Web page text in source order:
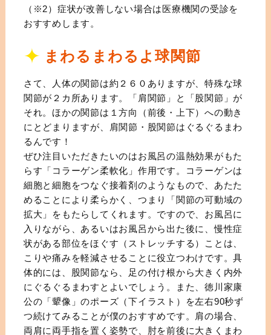
（※2）症状が改善しない場合は医療機関の受診を
おすすめします。
まわるまわるよ球関節
さて、人体の関節は約２６０ありますが、特殊な球
関節が２カ所あります。「肩関節」と「股関節」が
それ。ほかの関節は１方向（前後・上下）への動き
にとどまりますが、肩関節・股関節はぐるぐるまわ
るんです！
ぜひ注目いただきたいのはお風呂の温熱効果がもた
らす「コラーゲン柔軟化」作用です。コラーゲンは
細胞と細胞をつなぐ接着剤のようなもので、あたた
めることにより柔らかく、つまり「関節の可動域の
拡大」をもたらしてくれます。ですので、お風呂に
入りながら、あるいはお風呂から出た後に、慢性症
状がある部位をほぐす（ストレッチする）ことは、
こりや痛みを軽減させることに役立つわけです。具
体的には、股関節なら、足の付け根から大きく内外
にぐるぐるまわすとよいでしょう。また、徳川家康
公の「顰像」のポーズ（下イラスト）を左右90秒ず
つ続けてみることが僕のおすすめです。肩の場合、
両肩に両手指を置く姿勢で、肘を前後に大きくまわ